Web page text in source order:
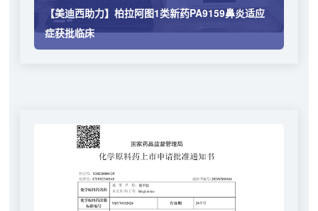
【美迪西助力】柏拉阿图1类新药PA9159鼻炎适应
症获批临床